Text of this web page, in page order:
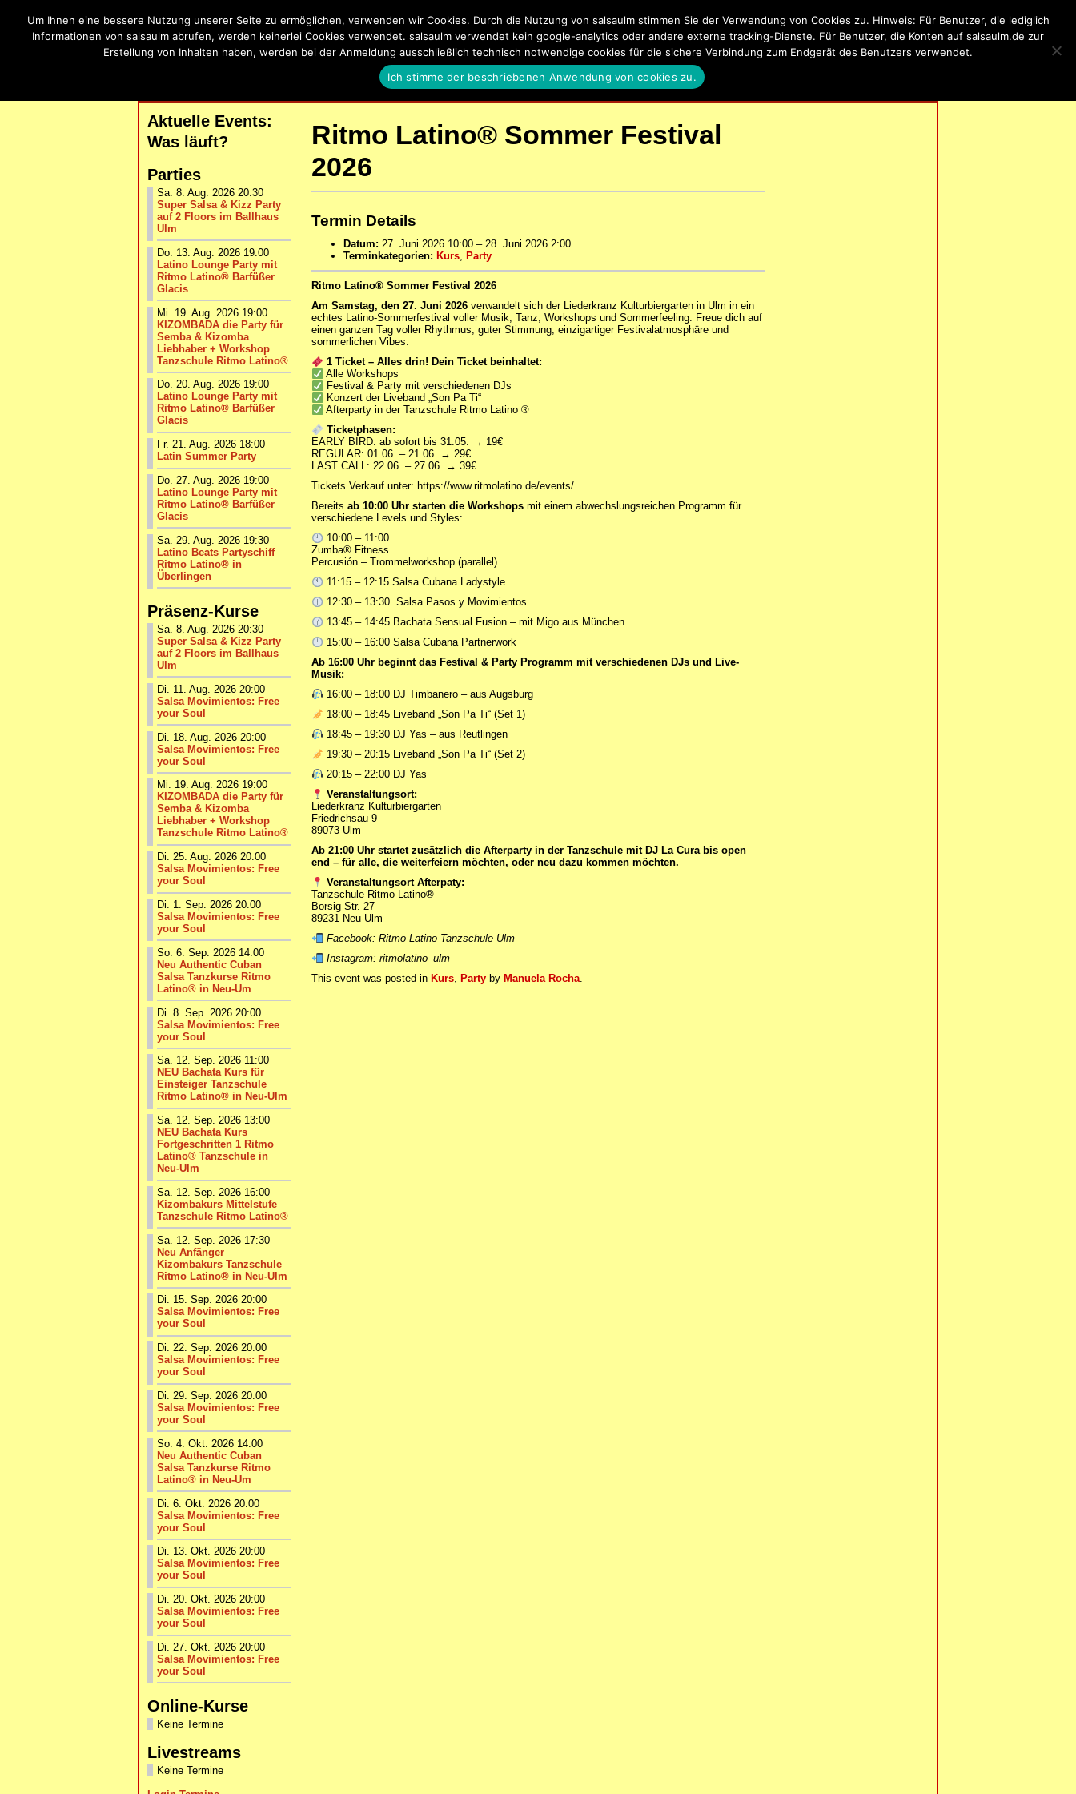
SalsaUlm
Salsa, Bachata, Kizomba, Zouk und Latin Events in Ulm, Neu-Ulm und Umgebung
Aktuelle Events:
Was läuft?
Parties
Sa. 8. Aug. 2026 20:30
Super Salsa & Kizz Party
auf 2 Floors im Ballhaus
Ulm
Do. 13. Aug. 2026 19:00
Latino Lounge Party mit
Ritmo Latino® Barfüßer
Glacis
Mi. 19. Aug. 2026 19:00
KIZOMBADA die Party für
Semba & Kizomba
Liebhaber + Workshop
Tanzschule Ritmo Latino®
Do. 20. Aug. 2026 19:00
Latino Lounge Party mit
Ritmo Latino® Barfüßer
Glacis
Fr. 21. Aug. 2026 18:00
Latin Summer Party
Do. 27. Aug. 2026 19:00
Latino Lounge Party mit
Ritmo Latino® Barfüßer
Glacis
Sa. 29. Aug. 2026 19:30
Latino Beats Partyschiff
Ritmo Latino® in
Überlingen
Präsenz-Kurse
Sa. 8. Aug. 2026 20:30
Super Salsa & Kizz Party
auf 2 Floors im Ballhaus
Ulm
Di. 11. Aug. 2026 20:00
Salsa Movimientos: Free
your Soul
Di. 18. Aug. 2026 20:00
Salsa Movimientos: Free
your Soul
Mi. 19. Aug. 2026 19:00
KIZOMBADA die Party für
Semba & Kizomba
Liebhaber + Workshop
Tanzschule Ritmo Latino®
Di. 25. Aug. 2026 20:00
Salsa Movimientos: Free
your Soul
Di. 1. Sep. 2026 20:00
Salsa Movimientos: Free
your Soul
So. 6. Sep. 2026 14:00
Neu Authentic Cuban
Salsa Tanzkurse Ritmo
Latino® in Neu-Um
Di. 8. Sep. 2026 20:00
Salsa Movimientos: Free
your Soul
Sa. 12. Sep. 2026 11:00
NEU Bachata Kurs für
Einsteiger Tanzschule
Ritmo Latino® in Neu-Ulm
Sa. 12. Sep. 2026 13:00
NEU Bachata Kurs
Fortgeschritten 1 Ritmo
Latino® Tanzschule in
Neu-Ulm
Sa. 12. Sep. 2026 16:00
Kizombakurs Mittelstufe
Tanzschule Ritmo Latino®
Sa. 12. Sep. 2026 17:30
Neu Anfänger
Kizombakurs Tanzschule
Ritmo Latino® in Neu-Ulm
Di. 15. Sep. 2026 20:00
Salsa Movimientos: Free
your Soul
Di. 22. Sep. 2026 20:00
Salsa Movimientos: Free
your Soul
Di. 29. Sep. 2026 20:00
Salsa Movimientos: Free
your Soul
So. 4. Okt. 2026 14:00
Neu Authentic Cuban
Salsa Tanzkurse Ritmo
Latino® in Neu-Um
Di. 6. Okt. 2026 20:00
Salsa Movimientos: Free
your Soul
Di. 13. Okt. 2026 20:00
Salsa Movimientos: Free
your Soul
Di. 20. Okt. 2026 20:00
Salsa Movimientos: Free
your Soul
Di. 27. Okt. 2026 20:00
Salsa Movimientos: Free
your Soul
Online-Kurse
Keine Termine
Livestreams
Keine Termine
Ritmo Latino® Sommer Festival
2026
Termin Details
Datum: 27. Juni 2026 10:00 – 28. Juni 2026 2:00
Terminkategorien: Kurs, Party
Ritmo Latino® Sommer Festival 2026
Am Samstag, den 27. Juni 2026 verwandelt sich der Liederkranz Kulturbiergarten in Ulm in ein
echtes Latino-Sommerfestival voller Musik, Tanz, Workshops und Sommerfeeling. Freue dich auf
einen ganzen Tag voller Rhythmus, guter Stimmung, einzigartiger Festivalatmosphäre und
sommerlichen Vibes.
1 Ticket – Alles drin! Dein Ticket beinhaltet:
Alle Workshops
Festival & Party mit verschiedenen DJs
Konzert der Liveband „Son Pa Ti“
Afterparty in der Tanzschule Ritmo Latino ®
Ticketphasen:
EARLY BIRD: ab sofort bis 31.05. → 19€
REGULAR: 01.06. – 21.06. → 29€
LAST CALL: 22.06. – 27.06. → 39€
Tickets Verkauf unter: https://www.ritmolatino.de/events/
Bereits ab 10:00 Uhr starten die Workshops mit einem abwechslungsreichen Programm für
verschiedene Levels und Styles:
10:00 – 11:00
Zumba® Fitness
Percusión – Trommelworkshop (parallel)
11:15 – 12:15 Salsa Cubana Ladystyle
12:30 – 13:30 Salsa Pasos y Movimientos
13:45 – 14:45 Bachata Sensual Fusion – mit Migo aus München
15:00 – 16:00 Salsa Cubana Partnerwork
Ab 16:00 Uhr beginnt das Festival & Party Programm mit verschiedenen DJs und Live-
Musik:
16:00 – 18:00 DJ Timbanero – aus Augsburg
18:00 – 18:45 Liveband „Son Pa Ti“ (Set 1)
18:45 – 19:30 DJ Yas – aus Reutlingen
19:30 – 20:15 Liveband „Son Pa Ti“ (Set 2)
20:15 – 22:00 DJ Yas
Veranstaltungsort:
Liederkranz Kulturbiergarten
Friedrichsau 9
89073 Ulm
Ab 21:00 Uhr startet zusätzlich die Afterparty in der Tanzschule mit DJ La Cura bis open
end – für alle, die weiterfeiern möchten, oder neu dazu kommen möchten.
Veranstaltungsort Afterpaty:
Tanzschule Ritmo Latino®
Borsig Str. 27
89231 Neu-Ulm
Facebook: Ritmo Latino Tanzschule Ulm
Instagram: ritmolatino_ulm
This event was posted in Kurs, Party by Manuela Rocha.
Um Ihnen eine bessere Nutzung unserer Seite zu ermöglichen, verwenden wir Cookies. Durch die Nutzung von salsaulm stimmen Sie der Verwendung von Cookies zu. Hinweis: Für Benutzer, die lediglich
Informationen von salsaulm abrufen, werden keinerlei Cookies verwendet. salsaulm verwendet kein google-analytics oder andere externe tracking-Dienste. Für Benutzer, die Konten auf salsaulm.de zur
Erstellung von Inhalten haben, werden bei der Anmeldung ausschließlich technisch notwendige cookies für die sichere Verbindung zum Endgerät des Benutzers verwendet.
Ich stimme der beschriebenen Anwendung von cookies zu.